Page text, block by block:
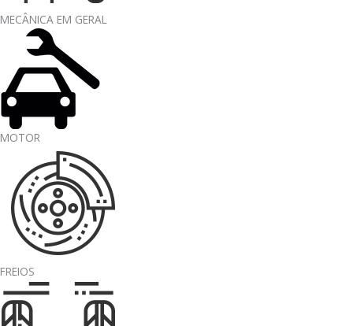
MECÂNICA EM GERAL
MOTOR
FREIOS